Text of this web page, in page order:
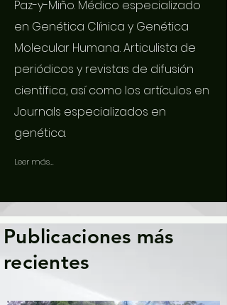
Paz-y-Miño. Médico especializado
en Genética Clínica y Genética
Molecular Humana. Articulista de
periódicos y revistas de difusión
científica, así como los artículos en
Journals especializados en
genética.
Leer más...
Publicaciones más
recientes